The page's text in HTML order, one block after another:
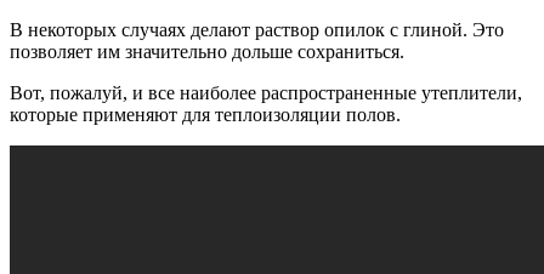
В некоторых случаях делают раствор опилок с глиной. Это
позволяет им значительно дольше сохраниться.
Вот, пожалуй, и все наиболее распространенные утеплители,
которые применяют для теплоизоляции полов.